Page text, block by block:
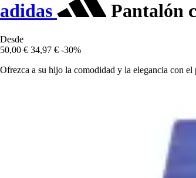
adidas Pantalón
Desde
50,00 € 34,97 € -30%
Ofrezca a su hijo la comodidad y la elegancia con